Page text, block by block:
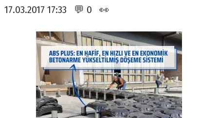
17.03.2017 17:33 💬 0 👀